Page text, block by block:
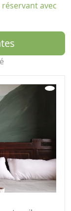
du magnifique
et les forêts
sur
Il y a aussi
de Quarna
au
des
Giulia est
bateau. De là,
jusqu'à l'île
poêles à bois
avec